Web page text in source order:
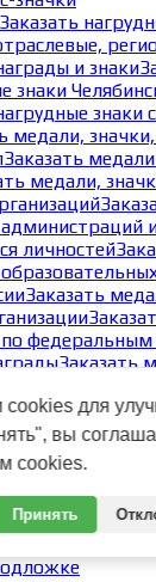
Заказать
и знаки
знаки
знаки
медали,
Заказать
медали,
личностей
Заказать
по
Заказать
и видам
медалей
для
вы
cookies.
Принять